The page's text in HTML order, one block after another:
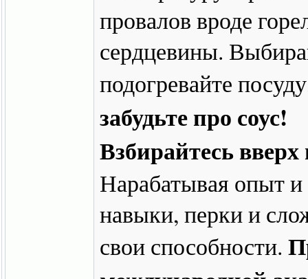
провалов вроде
сердцевины.
подогревайте
забудьте про соус!
Взбирайтесь
Нарабатывая опыт
навыки, перки и
свои способности.